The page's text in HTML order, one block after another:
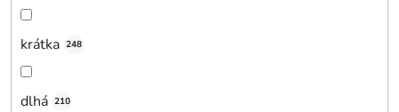
krátka 248
dlhá 210